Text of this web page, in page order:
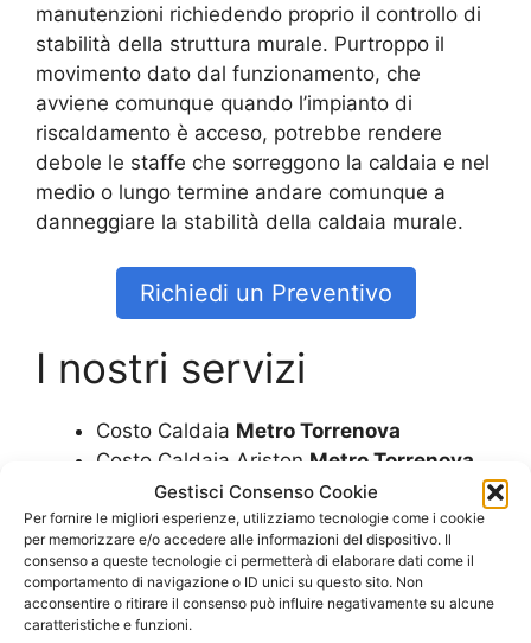
Gestisci Consenso Cookie
Per fornire le migliori esperienze, utilizziamo tecnologie come i cookie
per memorizzare e/o accedere alle informazioni del dispositivo. Il
consenso a queste tecnologie ci permetterà di elaborare dati come il
comportamento di navigazione o ID unici su questo sito. Non
acconsentire o ritirare il consenso può influire negativamente su alcune
caratteristiche e funzioni.
manutenzioni richiedendo proprio il controllo di
stabilità della struttura murale. Purtroppo il
movimento dato dal funzionamento, che
avviene comunque quando l’impianto di
riscaldamento è acceso, potrebbe rendere
debole le staffe che sorreggono la caldaia e nel
medio o lungo termine andare comunque a
danneggiare la stabilità della caldaia murale.
Richiedi un Preventivo
I nostri servizi
Costo Caldaia Metro Torrenova
Costo Caldaia Ariston Metro Torrenova
Costo Caldaia BerettaMetro Torrenova
Costo Caldaia BiasiMetro Torrenova
Costo Caldaia FerroliMetro Torrenova
Costo Caldaia ImmergasMetro
Torrenova